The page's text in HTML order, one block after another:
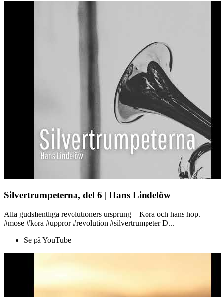
Silvertrumpeterna, del 6 | Hans Lindelöw
Alla gudsfientliga revolutioners ursprung – Kora och hans hop.
#mose #kora #uppror #revolution #silvertrumpeter D...
Se på YouTube